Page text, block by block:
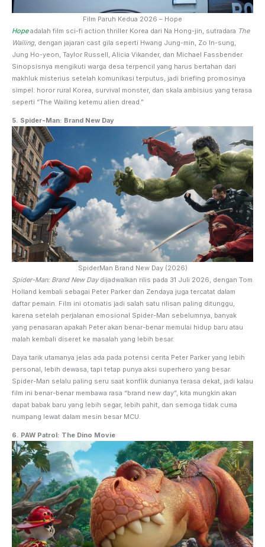
Film Paruh Kedua 2026 – Hope
Hope adalah film sci-fi action thriller Korea dari Na Hong-jin, sutradara The
Wailing, dengan jajaran cast gila seperti Hwang Jung-min, Zo In-sung,
Jung Ho-yeon, Taylor Russell, Alicia Vikander, dan Michael Fassbender.
Sinopsisnya mengikuti warga desa terpencil yang harus bertahan dari
makhluk misterius setelah komunikasi terputus, jadi briefing promosinya
simpel: horor rural Korea, survival monster, dan skala ambisius yang terasa
seperti “The Wailing ketemu alien dread.”
5. Spider-Man: Brand New Day
SpiderMan Brand New Day (2026)
Spider-Man: Brand New Daydijadwalkan rilis pada 31 Juli 2026, dengan Tom
Holland kembali sebagai Peter Parker dan Zendaya juga tercatat dalam
daftar pemain. Film ini otomatis jadi salah satu rilisan paling ditunggu,
karena setelah perjalanan emosional Spider-Man sebelumnya, banyak
yang penasaran apakah Peter akan benar-benar memulai hidup baru atau
malah kembali diseret ke masalah yang lebih besar.
Daya tarik utamanya jelas ada pada potensi cerita Peter Parker yang lebih
personal, lebih dewasa, tapi tetap punya aksi superhero yang besar.
Spider-Man selalu paling seru saat konflik dunianya terasa dekat, jadi kalau
film ini benar-benar membawa rasa “brand new day”, kita mungkin akan
dapat babak baru yang lebih segar, lebih pahit, dan semoga tidak cuma
numpang lewat dalam mesin besar MCU.
6. PAW Patrol: The Dino Movie